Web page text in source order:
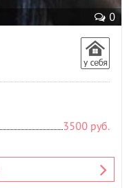
0
3500 руб.